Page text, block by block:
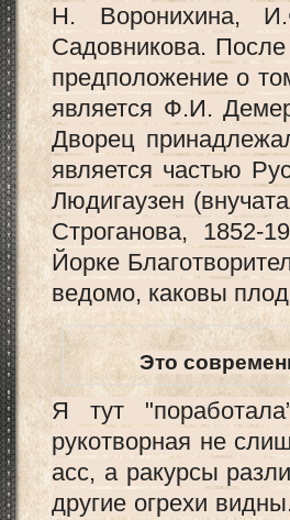
Н. Воронихина,
Садовникова.
предположение о
является Ф.И.
Дворец
является частью
Людигаузен
Строганова, 1852-
Йорке
ведомо, каковы
Это
Я тут
рукотворная не
асс, а ракурсы
другие огрехи